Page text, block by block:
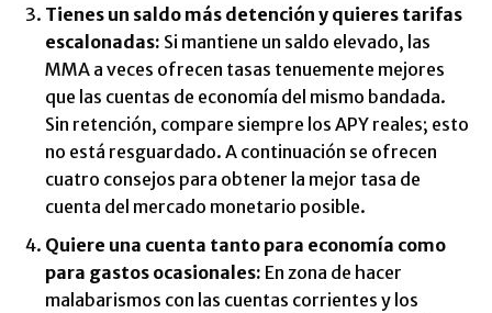
Tienes un saldo más detención y quieres tarifas
escalonadas: Si mantiene un saldo elevado, las
MMA a veces ofrecen tasas tenuemente mejores
que las cuentas de economía del mismo bandada.
Sin retención, compare siempre los APY reales; esto
no está resguardado. A continuación se ofrecen
cuatro consejos para obtener la mejor tasa de
cuenta del mercado monetario posible.
Quiere una cuenta tanto para economía como
para gastos ocasionales: En zona de hacer
malabarismos con las cuentas corrientes y los